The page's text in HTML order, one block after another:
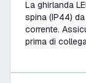
La ghirlanda
spina (IP44)
corrente.
prima di